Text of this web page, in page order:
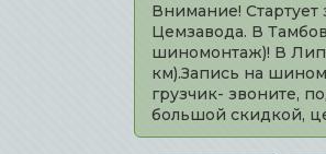
Внимание!
Цемзавода. В
шиномонтаж)! В
км).Запись на
грузчик- звоните,
большой скидкой,